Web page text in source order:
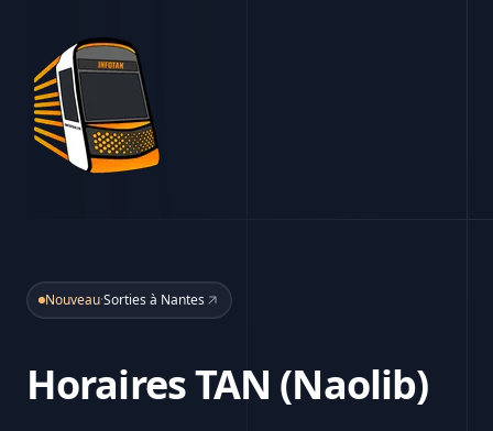
Nouveau·Sorties à Nantes
Horaires TAN (Naolib)